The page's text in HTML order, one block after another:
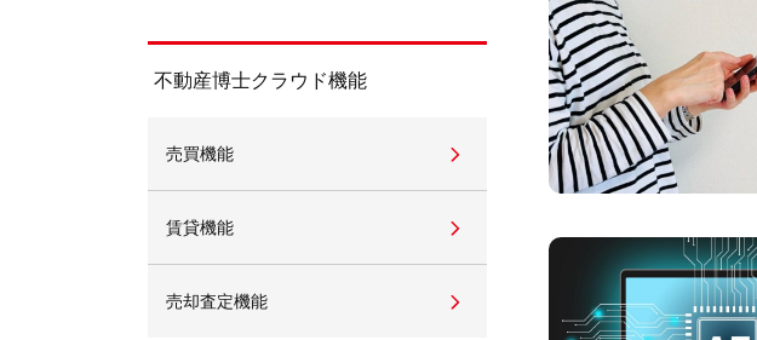
不動産博士クラウド機能
売買機能
賃貸機能
売却査定機能